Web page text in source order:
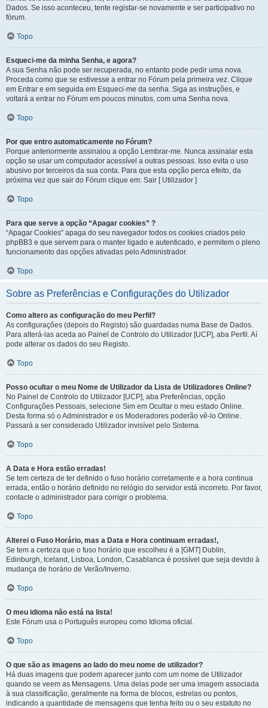
Dados. Se isso aconteceu, tente registar-se novamente e ser participativo no
fórum.
Topo
Esqueci-me da minha Senha, e agora?
A sua Senha não pode ser recuperada, no entanto pode pedir uma nova.
Proceda como que se estivesse a entrar no Fórum pela primeira vez. Clique
em Entrar e em seguida em Esqueci-me da senha. Siga as instruções, e
voltará a entrar no Fórum em poucos minutos, com uma Senha nova.
Topo
Por que entro automaticamente no Fórum?
Porque anteriormente assinalou a opção Lembrar-me. Nunca assinalar esta
opção se usar um computador acessível a outras pessoas. Isso evita o uso
abusivo por terceiros da sua conta. Para que esta opção perca efeito, da
próxima vez que sair do Fórum clique em: Sair [ Utilizador ]
Topo
Para que serve a opção “Apagar cookies” ?
“Apagar Cookies” apaga do seu navegador todos os cookies criados pelo
phpBB3 e que servem para o manter ligado e autenticado, e permitem o pleno
funcionamento das opções ativadas pelo Administrador.
Topo
Sobre as Preferências e Configurações do Utilizador
Como altero as configuração do meu Perfil?
As configurações (depois do Registo) são guardadas numa Base de Dados.
Para alterá-las aceda ao Painel de Controlo do Utilizador [UCP], aba Perfil. Aí
pode alterar os dados do seu Registo.
Topo
Posso ocultar o meu Nome de Utilizador da Lista de Utilizadores Online?
No Painel de Controlo do Utilizador [UCP], aba Preferências, opção
Configurações Pessoais, selecione Sim em Ocultar o meu estado Online.
Desta forma só o Administrador e os Moderadores poderão vê-lo Online.
Passará a ser considerado Utilizador invisível pelo Sistema.
Topo
A Data e Hora estão erradas!
Se tem certeza de ter definido o fuso horário corretamente e a hora continua
errada, então o horário definido no relógio do servidor está incorreto. Por favor,
contacte o administrador para corrigir o problema.
Topo
Alterei o Fuso Horário, mas a Data e Hora continuam erradas!,
Se tem a certeza que o fuso horário que escolheu é a [GMT] Dublin,
Edinburgh, Iceland, Lisboa, London, Casablanca é possível que seja devido à
mudança de horário de Verão/Inverno.
Topo
O meu idioma não está na lista!
Este Fórum usa o Português europeu como Idioma oficial.
Topo
O que são as imagens ao lado do meu nome de utilizador?
Há duas imagens que podem aparecer junto com um nome de Utilizador
quando se veem as Mensagens. Uma delas pode ser uma imagem associada
à sua classificação, geralmente na forma de blocos, estrelas ou pontos,
indicando a quantidade de mensagens que tenha feito ou o seu estatuto no